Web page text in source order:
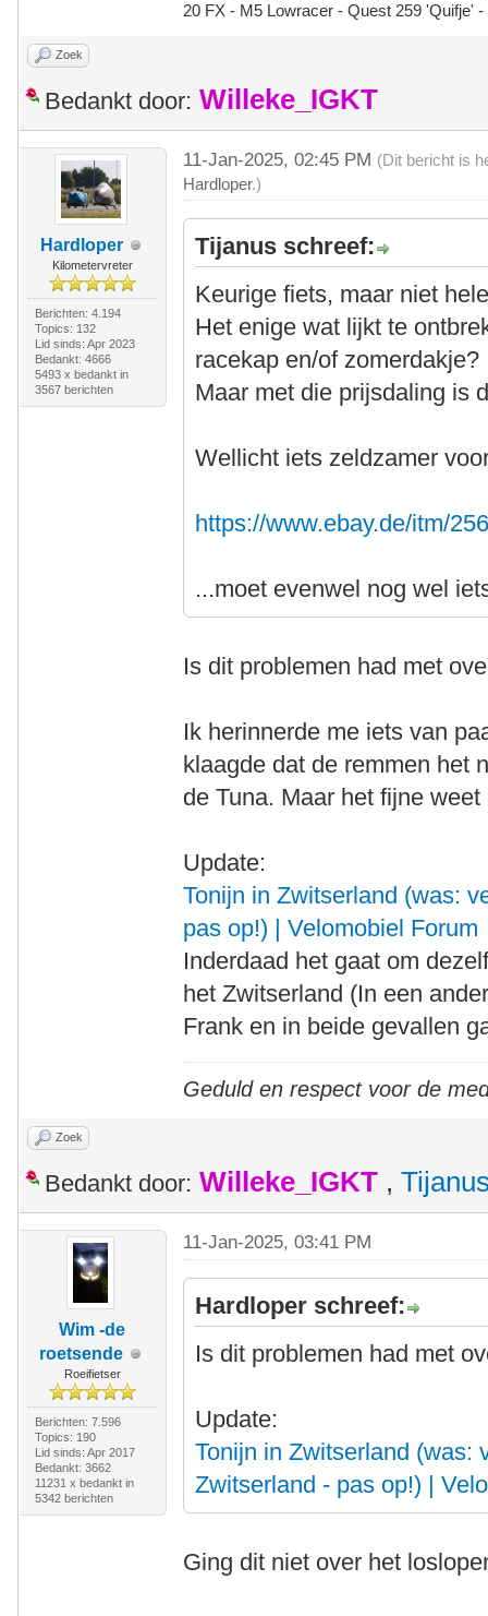
20 FX - M5 Lowracer - Quest 259 'Quifje'
Zoek
Bedankt door: Willeke_IGKT
Hardloper
Kilometervreter
Berichten: 4.194
Topics: 132
Lid sinds: Apr 2023
Bedankt: 4666
5493 x bedankt in
3567 berichten
11-Jan-2025, 02:45 PM (Dit bericht is
Hardloper.)
Tijanus schreef:
Keurige fiets, maar niet
Het enige wat lijkt te
racekap en/of zomerdakje?
Maar met die prijsdaling is
Wellicht iets zeldzamer
https://www.ebay.de/itm/
...moet evenwel nog wel
Is dit problemen had met
Ik herinnerde me iets van
klaagde dat de remmen het
de Tuna. Maar het fijne
Update:
Tonijn in Zwitserland (was:
pas op!) | Velomobiel Forum
Inderdaad het gaat om
het Zwitserland (In een
Frank en in beide gevallen
Geduld en respect voor de
Zoek
Bedankt door: Willeke_IGKT ,
Wim -de
roetsende
Roeifietser
Berichten: 7.596
Topics: 190
Lid sinds: Apr 2017
Bedankt: 3662
11231 x bedankt in
5342 berichten
11-Jan-2025, 03:41 PM
Hardloper schreef:
Is dit problemen had met
Update:
Tonijn in Zwitserland (was:
Zwitserland - pas op!) |
Ging dit niet over het